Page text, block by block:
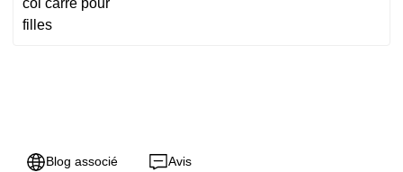
Blog associé Avis